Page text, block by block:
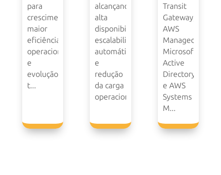
para
crescimento,
maior
eficiência
operacional
e
evolução
t...
alcançando
alta
disponibilidade,
escalabilidade
automática
e
redução
da carga
operacional.
Transit
Gateway,
AWS
Managed
Microsoft
Active
Directory
e AWS
Systems
M...